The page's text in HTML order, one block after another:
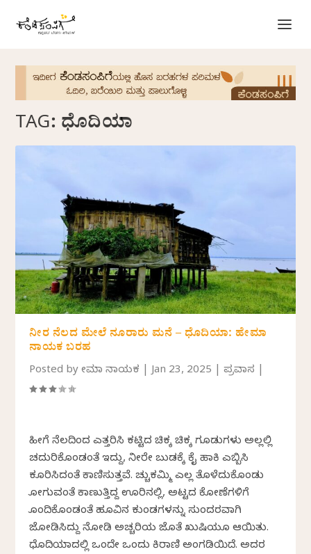
TAG: ಧೊದಿಯಾ
ನೀರ ನೆಲದ ಮೇಲೆ ನೂರಾರು ಮನೆ – ಧೊದಿಯಾ: ಹೇಮಾ
ನಾಯಕ ಬರಹ
Posted byಹೇಮಾ ನಾಯಕ |Jan 23, 2025 |ಪ್ರವಾಸ
ಹೀಗೆ ನೆಲದಿಂದ ಎತ್ತರಿಸಿ ಕಟ್ಟಿದ ಚಿಕ್ಕ ಚಿಕ್ಕ ಗೂಡುಗಳು ಅಲ್ಲಲ್ಲಿ
ಚದುರಿಕೊಂಡಂತೆ ಇದ್ದು, ನೀರೇ ಬುಡಕ್ಕೆ ಕೈ ಹಾಕಿ ಎಬ್ಬಿಸಿ
ಕೂರಿಸಿದಂತೆ ಕಾಣಿಸುತ್ತವೆ. ಹೆಚ್ಚುಕಮ್ಮಿ ಎಲ್ಲ ತೊಳೆದುಕೊಂಡು
ಹೋಗುವಂತೆ ಕಾಣುತ್ತಿದ್ದ ಊರಿನಲ್ಲಿ, ಅಟ್ಟದ ಕೋಣೆಗಳಿಗೆ
ಹೊಂದಿಕೊಂಡಂತೆ ಹೂವಿನ ಕುಂಡಗಳನ್ನು ಸುಂದರವಾಗಿ
ಜೋಡಿಸಿದ್ದು ನೋಡಿ ಅಚ್ಚರಿಯ ಜೊತೆ ಖುಷಿಯೂ ಆಯಿತು.
ಧೊದಿಯಾದಲ್ಲಿ ಒಂದೇ ಒಂದು ಕಿರಾಣಿ ಅಂಗಡಿಯಿದೆ. ಅದರ